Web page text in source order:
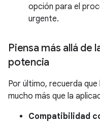
opción para el
urgente.
Piensa más allá de
potencia
Por último, recuerda que
mucho más que la
Compatibilidad